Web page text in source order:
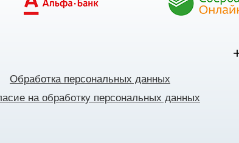
Обработка персональных данных
на обработку персональных данных